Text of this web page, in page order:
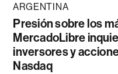
ARGENTINA
Presión sobre los
MercadoLibre
inversores y
Nasdaq